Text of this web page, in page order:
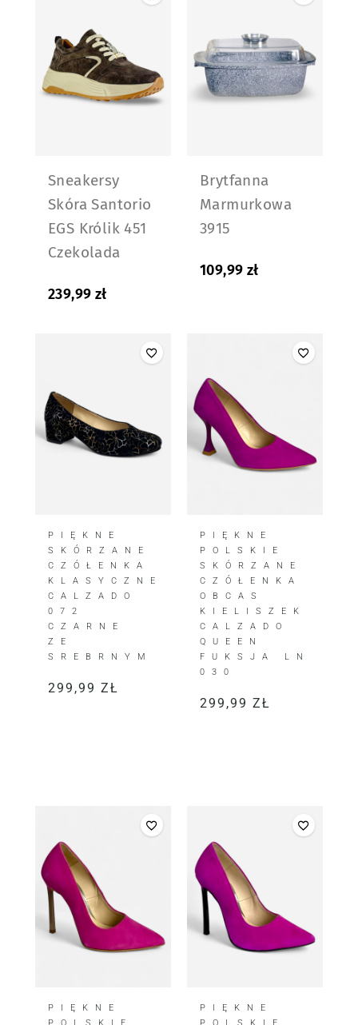
Sneakersy
Skóra Santorio
EGS Królik 451
Czekolada
239,99 zł
Brytfanna
Marmurkowa
3915
109,99 zł
PIĘKNE
SKÓRZANE
CZÓŁENKA
KLASYCZNE
CALZADO
072
CZARNE
ZE
SREBRNYM
299,99 ZŁ
PIĘKNE
POLSKIE
SKÓRZANE
CZÓŁENKA
OBCAS
KIELISZEK
CALZADO
QUEEN
FUKSJA LN
030
299,99 ZŁ
PIĘKNE
POLSKIE
PIĘKNE
POLSKIE